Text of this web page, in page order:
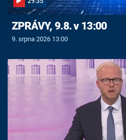
ZPRÁVY, 9.8. v 13:00
9. srpna 2026 13:00